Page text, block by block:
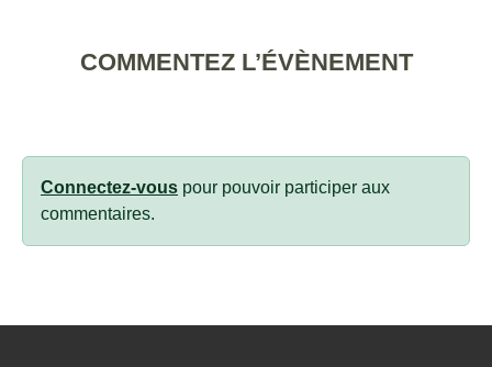
COMMENTEZ L’ÉVÈNEMENT
Connectez-vous pour pouvoir participer aux
commentaires.